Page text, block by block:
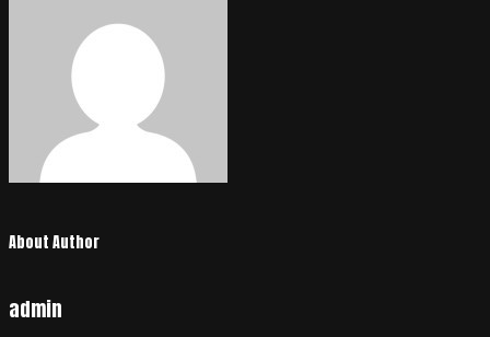
About Author
admin